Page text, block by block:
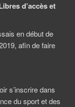
d’accès et
en début de
afin de faire
s’inscrire dans
du sport et des